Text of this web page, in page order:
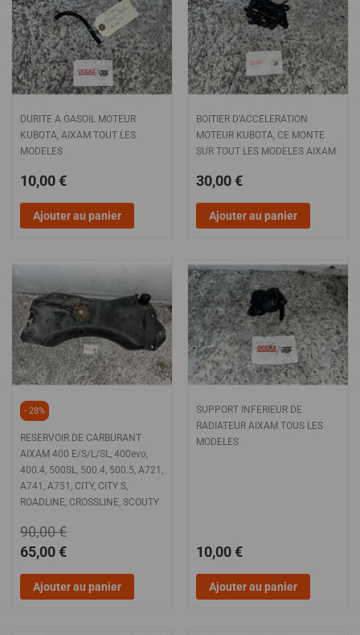
DURITE A GASOIL MOTEUR
KUBOTA, AIXAM TOUT LES
MODELES
10,00 €
Ajouter au panier
BOITIER D'ACCELERATION
MOTEUR KUBOTA, CE MONTE
SUR TOUT LES MODELES AIXAM
30,00 €
Ajouter au panier
- 28%
RESERVOIR DE CARBURANT
AIXAM 400 E/S/L/SL, 400evo,
400.4, 500SL, 500.4, 500.5, A721,
A741, A751, CITY, CITY S,
ROADLINE, CROSSLINE, SCOUTY
65,00 €
90,00 €
Ajouter au panier
SUPPORT INFERIEUR DE
RADIATEUR AIXAM TOUS LES
MODELES
10,00 €
Ajouter au panier